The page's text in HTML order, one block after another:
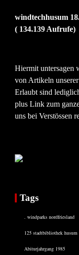
windtechhusum
( 134.139 Aufrufe)
Hiermit untersagen
von Artikeln
Erlaubt sind
plus Link zum
uns bei Verstössen
Tags
. windparks nordfriesland
125 stadtbibliothek husum
Abiturjahrgang 1985